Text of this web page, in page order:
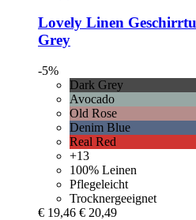
Lovely Linen
Grey
-5%
Dark Grey
Avocado
Old Rose
Denim Blue
Real Red
+13
100% Leinen
Pflegeleicht
Trocknergeeignet
€ 19,46 € 20,49